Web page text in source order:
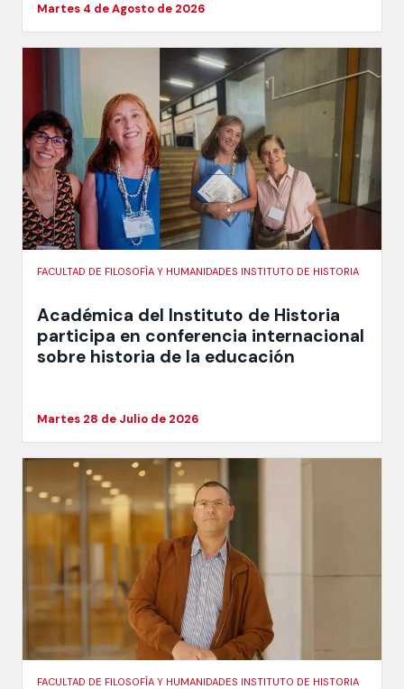
Martes 4 de Agosto de 2026
FACULTAD DE FILOSOFÍA Y HUMANIDADES INSTITUTO DE HISTORIA
Académica del Instituto de Historia
participa en conferencia internacional
sobre historia de la educación
Martes 28 de Julio de 2026
FACULTAD DE FILOSOFÍA Y HUMANIDADES INSTITUTO DE HISTORIA